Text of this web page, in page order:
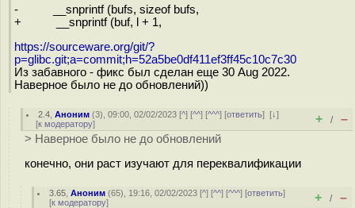
- __snprintf (bufs, sizeof bufs,
+ __snprintf (buf, l + 1,
https://sourceware.org/git/?
p=glibc.git;a=commit;h=52a5be0df411ef3ff45c10c7c30
Из забавного - фикс был сделан еще 30 Aug 2022.
Наверное было не до обновлений))
2.4 ,Аноним (3), 09:00, 02/02/2023 [^] [^^] [^^^] [ответить][↓]
[к модератору] + / –
> Наверное было не до обновлений
конечно, они раст изучают для переквалификации
3.65 ,Аноним (65), 19:16, 02/02/2023 [^] [^^] [^^^] [ответить]
[к модератору] + / –